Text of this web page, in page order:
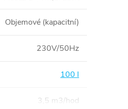
Objemové (kapacitní)
230V/50Hz
100 l
3,5 m3/hod